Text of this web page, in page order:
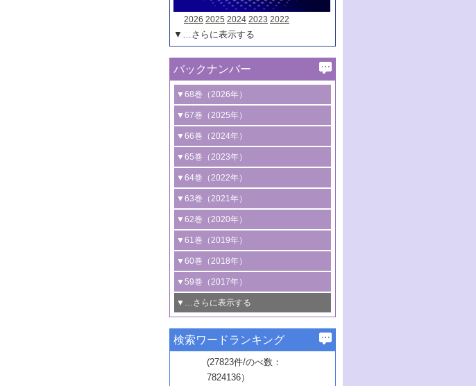
2026 2025 2024 2023 2022
▼…さらに表示する
バックナンバー
▼68巻（2026年）
1号 過酸化水素合成に関する研究動向
2号 コンピューター技術により加速する
触媒開発
3号 有機分子変換やCO 資源化のための
光触媒に関する最近の研究
B号 第137回触媒討論会（2026年）
▼67巻（2025年）
1号 CO
水素化によるグリーン燃料/グリ
ーンケミカル製造
2号 水素製造のための水分解技術に関す
る最近の研究
3号 オレフィン系樹脂の精密合成に関す
る最新技術
4号 アルコール類の効率的変換を実現す
る非貴金属触媒の研究動向
5号 ゼオライトの合成と応用における研
究動向
6号 ヘテロ接合界面
B号 第135回触媒討論会（2025年）
▼66巻（2024年）
1号 低次元ナノ構造を有する触媒材料
2号 規制反応場を活用した固体触媒研究
の新展開
3号 未踏分子変換を目指した酸化触媒プ
ロセスの最前線
4号 シンクロトロン放射光および中性子
線を利用した触媒解析技術の最先端
5号 単原子触媒
6号 参照触媒委員会からのお知らせ
B号 第133回触媒討論会（2023年）
▼65巻（2023年）
1号 炭素が関わる触媒機能
2号 プラスチックケミカルリサイクルの
ための触媒技術
3号 非酸化物系金属化合物を基盤とした
触媒材料の開発
4号 格子酸素・格子酸素欠陥を利用した
触媒反応
5号 生体触媒によるエネルギー変換反応
6号 窒素とリンの循環のための触媒・機
能性材料
▼64巻（2022年）
1号 合成ガス製造とCOを用いるケミカル
ズ合成の最新動向
2号 化学品合成のための合金触媒開発
3号 CO の排出削減および有効活用のた
めの触媒技術
4号 若手による情報発信企画～とびたて
若き触媒の研究者たち～（1）
若き触媒の研究者たち～（2）
6号 石油のノーブル・ユースを志向した
触媒技術
▼63巻（2021年）
1号 金触媒の新展開
2号 ペロブスカイト
3号 特殊反応場を利用した触媒的分子変
換反応
4号 多孔質材料を用いた触媒の新展開
5号 情報学的手法を用いた触媒開発
6号 カーボンニュートラルに向けた電解
技術
B号 第127回触媒討論会（2021年・オン
ライン開催(Zoom)のみ）
▼62巻（2020年）
1号 触媒設計を拓く欠陥構造のキャラク
タリゼーション
2号 機能化学品製造に資するクリーンな
触媒的酸化反応
3号 水処理のための触媒化学
4号 光触媒を用いた水分解の最新の研究
動向
5号 次世代の触媒プロセスを支えるマイ
▼61巻（2019年）
1号 物質移動制御に着目した触媒プロセ
ス開発
2号 CO2 フリー水素サプライチェーンに
関わる触媒開発動向
3号 精密高分子合成に関する最近の研究
動向
4号 バイオマス化成品製造のための触媒
▼60巻（2018年）
1号 固体酸触媒の最新の研究動向
2号 二酸化炭素からの有用化学品合成
3号 ナノ粒子・クラスター触媒の最前線
4号 60周年記念企画
5号 進化するゼオライト合成技術
6号 非貴金属系触媒における電気化学的
▼59巻（2017年）
1号 いたるところに，触媒
最先端技術
3号 無機分離膜材料の開発と触媒反応プ
ロセスへの適用
▼…さらに表示する
1号 ユニークな構造の高分子を生み出す触
2号 リグニンからの化成品製造に向けた触
▼57巻（2015年）
1号 水素キャリアにかかわる触媒技術の新
▼56巻（2014年）
検索ワードランキング
(27823件/のべ数：
7824136）